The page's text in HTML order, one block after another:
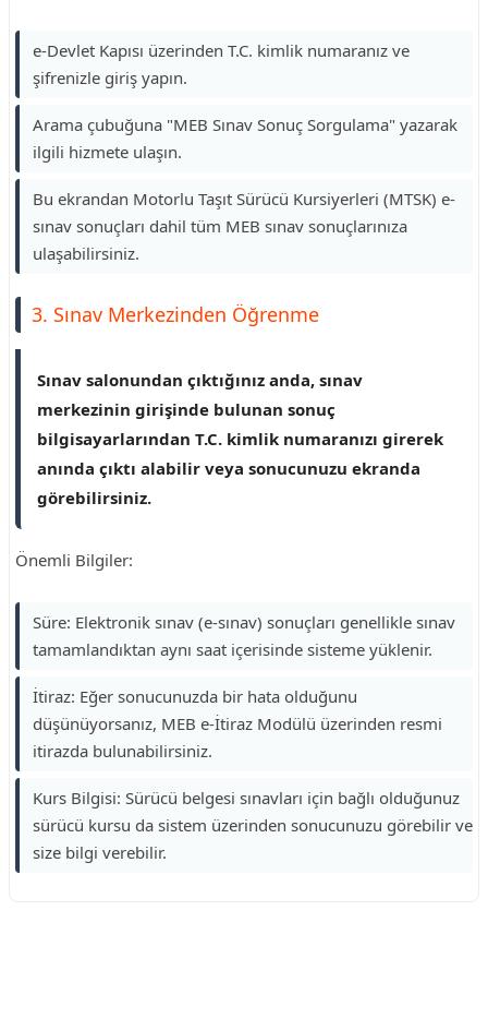
e-Devlet Kapısı üzerinden T.C. kimlik numaranız ve
şifrenizle giriş yapın.
Arama çubuğuna "MEB Sınav Sonuç Sorgulama" yazarak
ilgili hizmete ulaşın.
Bu ekrandan Motorlu Taşıt Sürücü Kursiyerleri (MTSK) e-
sınav sonuçları dahil tüm MEB sınav sonuçlarınıza
ulaşabilirsiniz.
3. Sınav Merkezinden Öğrenme
Sınav salonundan çıktığınız anda, sınav
merkezinin girişinde bulunan sonuç
bilgisayarlarından T.C. kimlik numaranızı girerek
anında çıktı alabilir veya sonucunuzu ekranda
görebilirsiniz.
Önemli Bilgiler:
Süre: Elektronik sınav (e-sınav) sonuçları genellikle sınav
tamamlandıktan aynı saat içerisinde sisteme yüklenir.
İtiraz: Eğer sonucunuzda bir hata olduğunu
düşünüyorsanız, MEB e-İtiraz Modülü üzerinden resmi
itirazda bulunabilirsiniz.
Kurs Bilgisi: Sürücü belgesi sınavları için bağlı olduğunuz
sürücü kursu da sistem üzerinden sonucunuzu görebilir ve
size bilgi verebilir.